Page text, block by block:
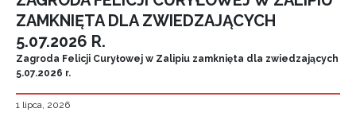
ZAMKNIĘTA DLA ZWIEDZAJĄCYCH
5.07.2026 R.
Zagroda Felicji Curyłowej w Zalipiu zamknięta dla zwiedzających
5.07.2026 r.
1 lipca, 2026